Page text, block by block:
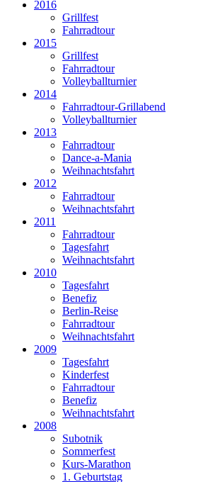
2016
Grillfest
Fahrradtour
2015
Grillfest
Fahrradtour
Volleyballturnier
2014
Fahrradtour-Grillabend
Volleyballturnier
2013
Fahrradtour
Dance-a-Mania
Weihnachtsfahrt
2012
Fahrradtour
Weihnachtsfahrt
2011
Fahrradtour
Tagesfahrt
Weihnachtsfahrt
2010
Tagesfahrt
Benefiz
Berlin-Reise
Fahrradtour
Weihnachtsfahrt
2009
Tagesfahrt
Kinderfest
Fahrradtour
Benefiz
Weihnachtsfahrt
2008
Subotnik
Sommerfest
Kurs-Marathon
1. Geburtstag